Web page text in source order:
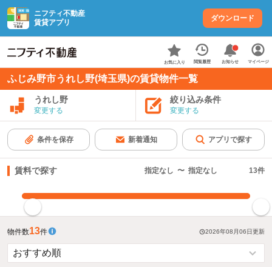
ニフティ不動産
賃貸アプリ
ダウンロード
お気に入り 閲覧履歴 お知らせ マイページ
ふじみ野市うれし野(埼玉県)の賃貸物件一覧
うれし野
変更する
絞り込み条件
変更する
条件を保存 新着通知 アプリで探す
賃料で探す 指定なし 〜 指定なし 13件
物件数13件 2026年08月06日更新